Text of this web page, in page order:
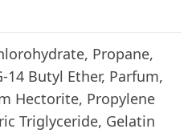
Propane,
14 Butyl Ether, Parfum,
Hectorite, Propylene
Triglyceride, Gelatin